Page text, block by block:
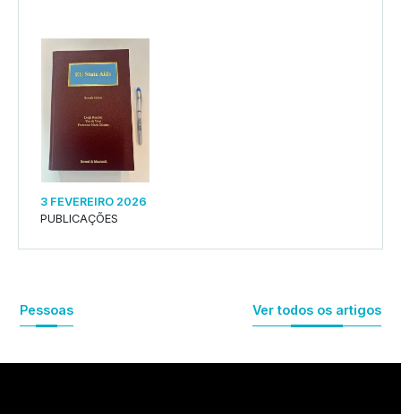
3 FEVEREIRO 2026
PUBLICAÇÕES
Pessoas Ver todos os artigos